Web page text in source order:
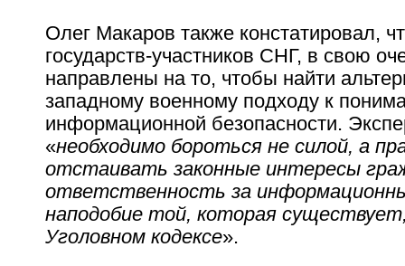
Олег Макаров также констатировал,
государств-участников СНГ, в свою
направлены на то, чтобы найти
западному военному подходу к
информационной безопасности.
«необходимо бороться не силой, а
отстаивать законные интересы
ответственность за
наподобие той, которая
Уголовном кодексе».